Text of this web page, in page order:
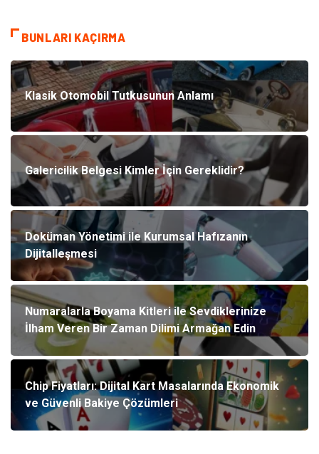
BUNLARI KAÇIRMA
Klasik Otomobil Tutkusunun Anlamı
Galericilik Belgesi Kimler İçin Gereklidir?
Doküman Yönetimi ile Kurumsal Hafızanın
Dijitalleşmesi
Numaralarla Boyama Kitleri ile Sevdiklerinize
İlham Veren Bir Zaman Dilimi Armağan Edin
Chip Fiyatları: Dijital Kart Masalarında Ekonomik
ve Güvenli Bakiye Çözümleri